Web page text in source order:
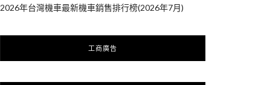
2026年台灣機車最新機車銷售排行榜(2026年7月)
工商廣告